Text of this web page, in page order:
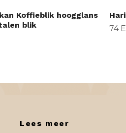
Koffieblik hoogglans
blik
74
Lees meer